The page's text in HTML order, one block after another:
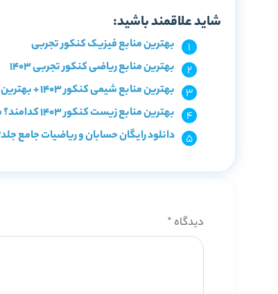
شاید علاقمند باشید:
بهترین منابع فیزیک کنکور تجربی
بهترین منابع ریاضی کنکور تجربی 1403
بهترین منابع شیمی کنکور 1403 + بهترین کتاب تست شیمی
بهترین منابع زیست کنکور 1403 کدامند؟ معرفی با سطح بندی
دانلود رایگان حسابان و ریاضیات جامع جلد2 خیلی سبز
دیدگاه *